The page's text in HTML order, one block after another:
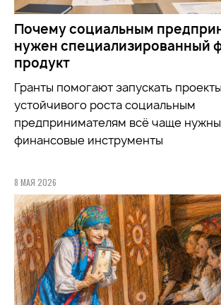
Почему социальным
нужен специализированный
продукт
Гранты помогают запускать
устойчивого роста социальным
предпринимателям всё чаще
финансовые инструменты
8 МАЯ 2026